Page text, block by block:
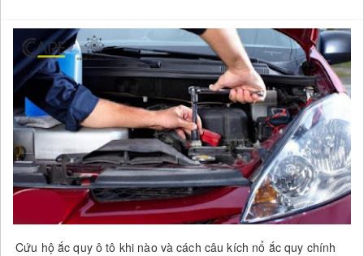
Cứu hộ ắc quy ô tô khi nào và cách câu kích nổ ắc quy chính